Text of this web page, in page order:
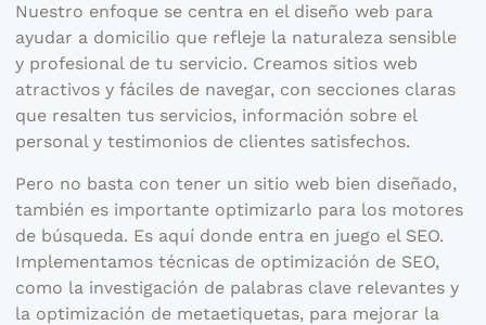
Nuestro enfoque se centra en el diseño web para
ayudar a domicilio que refleje la naturaleza sensible
y profesional de tu servicio. Creamos sitios web
atractivos y fáciles de navegar, con secciones claras
que resalten tus servicios, información sobre el
personal y testimonios de clientes satisfechos.
Pero no basta con tener un sitio web bien diseñado,
también es importante optimizarlo para los motores
de búsqueda. Es aquí donde entra en juego el SEO.
Implementamos técnicas de optimización de SEO,
como la investigación de palabras clave relevantes y
la optimización de metaetiquetas, para mejorar la